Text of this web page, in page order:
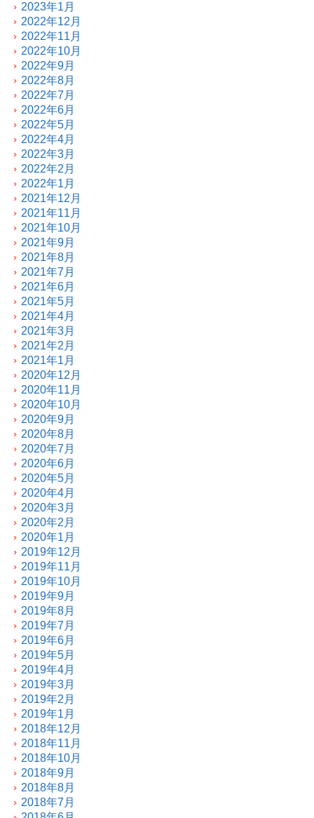
2023年1月
2022年12月
2022年11月
2022年10月
2022年9月
2022年8月
2022年7月
2022年6月
2022年5月
2022年4月
2022年3月
2022年2月
2022年1月
2021年12月
2021年11月
2021年10月
2021年9月
2021年8月
2021年7月
2021年6月
2021年5月
2021年4月
2021年3月
2021年2月
2021年1月
2020年12月
2020年11月
2020年10月
2020年9月
2020年8月
2020年7月
2020年6月
2020年5月
2020年4月
2020年3月
2020年2月
2020年1月
2019年12月
2019年11月
2019年10月
2019年9月
2019年8月
2019年7月
2019年6月
2019年5月
2019年4月
2019年3月
2019年2月
2019年1月
2018年12月
2018年11月
2018年10月
2018年9月
2018年8月
2018年7月